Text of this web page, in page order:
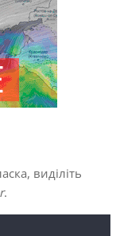
виділіть
.